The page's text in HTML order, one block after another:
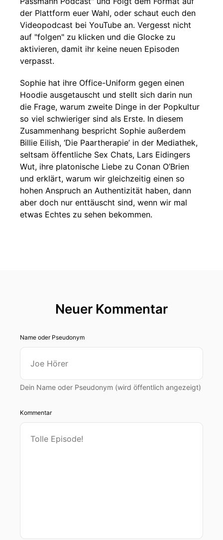
der Plattform euer Wahl, oder schaut euch den
Videopodcast bei YouTube an. Vergesst nicht
auf "folgen" zu klicken und die Glocke zu
aktivieren, damit ihr keine neuen Episoden
verpasst.
Sophie hat ihre Office-Uniform gegen einen
Hoodie ausgetauscht und stellt sich darin nun
die Frage, warum zweite Dinge in der Popkultur
so viel schwieriger sind als Erste. In diesem
Zusammenhang bespricht Sophie außerdem
Billie Eilish, ‘Die Paartherapie’ in der Mediathek,
seltsam öffentliche Sex Chats, Lars Eidingers
Wut, ihre platonische Liebe zu Conan O’Brien
und erklärt, warum wir gleichzeitig einen so
hohen Anspruch an Authentizität haben, dann
aber doch nur enttäuscht sind, wenn wir mal
etwas Echtes zu sehen bekommen.
Neuer Kommentar
Name oder Pseudonym
Dein Name oder Pseudonym (wird öffentlich angezeigt)
Kommentar